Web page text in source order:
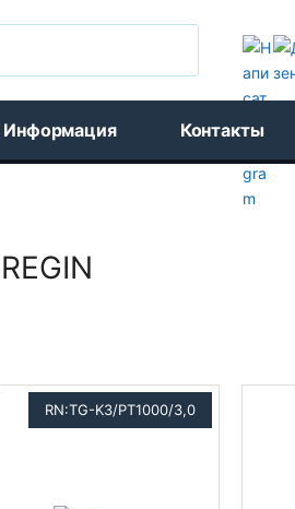
Информация Контакты
RN:TG-K3/PT1000/3,0